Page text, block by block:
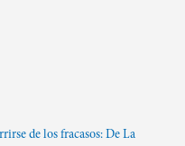
de los fracasos: De La